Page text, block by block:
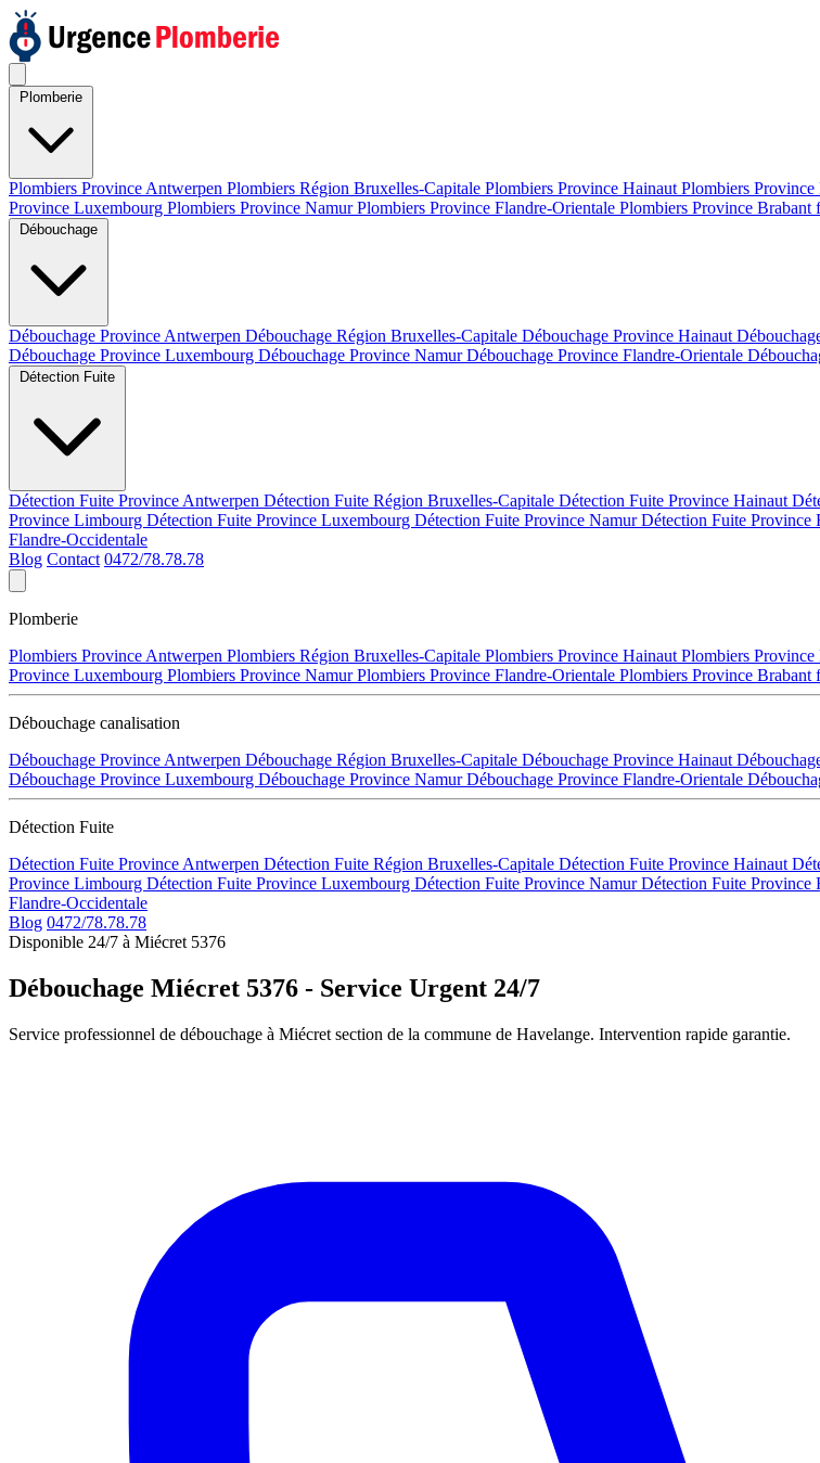
Plombiers Province Antwerpen Plombiers Région Bruxelles-Capitale Plombiers Province Hainaut Plombiers
Province Luxembourg Plombiers Province NamurPlombiers Province Flandre-Orientale Plombiers Province Brabant
Débouchage Province Antwerpen Débouchage Région Bruxelles-Capitale Débouchage Province Hainaut
Débouchage Province Luxembourg Débouchage Province NamurDébouchage Province Flandre-Orientale
Détection Fuite Province Antwerpen Détection Fuite Région Bruxelles-Capitale Détection Fuite Province Hainaut
Province Limbourg Détection Fuite Province Luxembourg Détection Fuite Province NamurDétection Fuite Province
Flandre-Occidentale
Blog Contact 0472/78.78.78
Plomberie
Plombiers Province Antwerpen Plombiers Région Bruxelles-Capitale Plombiers Province Hainaut Plombiers
Province Luxembourg Plombiers Province NamurPlombiers Province Flandre-Orientale Plombiers Province Brabant
Débouchage canalisation
Débouchage Province Antwerpen Débouchage Région Bruxelles-Capitale Débouchage Province Hainaut
Débouchage Province Luxembourg Débouchage Province NamurDébouchage Province Flandre-Orientale
Détection Fuite
Détection Fuite Province Antwerpen Détection Fuite Région Bruxelles-Capitale Détection Fuite Province Hainaut
Province Limbourg Détection Fuite Province Luxembourg Détection Fuite Province NamurDétection Fuite Province
Flandre-Occidentale
Blog 0472/78.78.78
Disponible 24/7 à Miécret 5376
Débouchage Miécret 5376 - Service Urgent 24/7
Service professionnel de débouchage à Miécret section de la commune de Havelange. Intervention rapide garantie.